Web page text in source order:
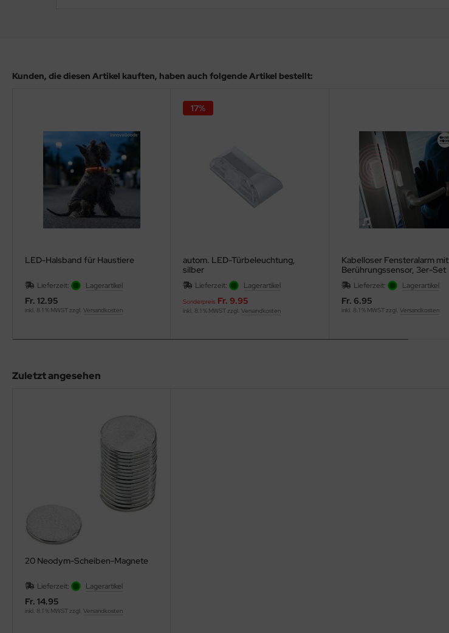
Kunden, die diesen Artikel kauften, haben auch folgende Artikel bestellt:
LED-Halsband für Haustiere
Lieferzeit: Lagerartikel
Fr. 12.95
inkl. 8.1 % MWST zzgl. Versandkosten
autom. LED-Türbeleuchtung,
silber
Lieferzeit: Lagerartikel
Sonderpreis Fr. 9.95
17%
inkl. 8.1 % MWST zzgl.Versandkosten
Kabelloser Fensteralarm mit
Berührungssensor, 3er-Set
Lieferzeit: Lagerartikel
Fr. 6.95
inkl. 8.1 % MWST zzgl. Versandkosten
Zuletzt angesehen
20 Neodym-Scheiben-Magnete
Lieferzeit: Lagerartikel
Fr. 14.95
inkl. 8.1 % MWST zzgl. Versandkosten